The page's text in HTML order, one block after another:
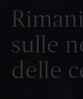
sulle
delle